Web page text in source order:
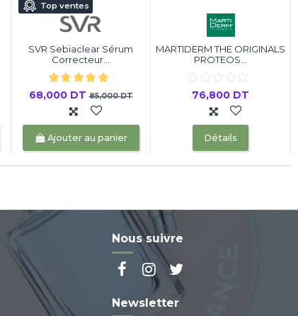
Top ventes
SVR Sebiaclear Sérum
Correcteur...
68,000 DT85,000 DT
Ajouter au panier
MARTIDERM THE ORIGINALS
PROTEOS...
76,800 DT
Détails
Nous suivre
Newsletter